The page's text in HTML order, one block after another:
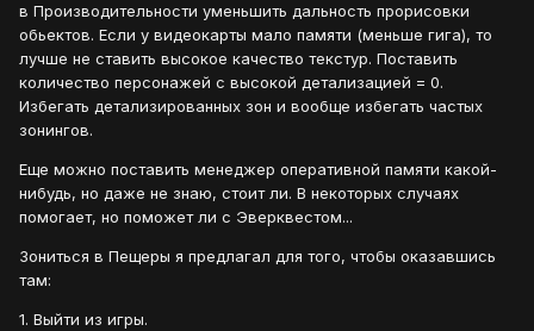
в Производительности уменьшить дальность прорисовки
обьектов. Если у видеокарты мало памяти (меньше гига), то
лучше не ставить высокое качество текстур. Поставить
количество персонажей с высокой детализацией = 0.
Избегать детализированных зон и вообще избегать частых
зонингов.
Еще можно поставить менеджер оперативной памяти какой-
нибудь, но даже не знаю, стоит ли. В некоторых случаях
помогает, но поможет ли с Эверквестом...
Зониться в Пещеры я предлагал для того, чтобы оказавшись
там:
1. Выйти из игры.